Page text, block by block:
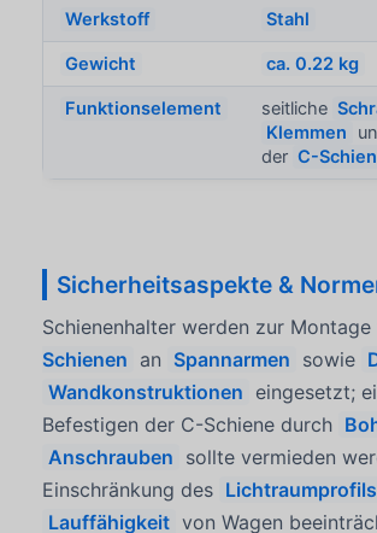
Werkstoff Stahl
Gewicht ca. 0.22 kg
Funktionselement seitliche
Klemmen
der C-
Sicherheitsaspekte &
Schienenhalter werden zur Montage
Schienen an Spannarmen sowie
Wandkonstruktionen eingesetzt;
Befestigen der C-Schiene durch
Anschrauben sollte vermieden
Einschränkung des Lichtraumprofils
Lauffähigkeit von Wagen